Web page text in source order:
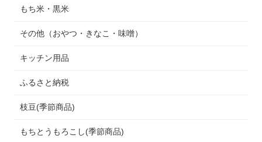
もち米・黒米
その他（おやつ・きなこ・味噌）
キッチン用品
ふるさと納税
枝豆(季節商品)
もちとうもろこし(季節商品)